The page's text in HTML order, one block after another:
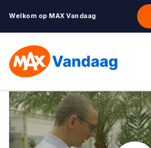
Welkom op MAX Vandaag